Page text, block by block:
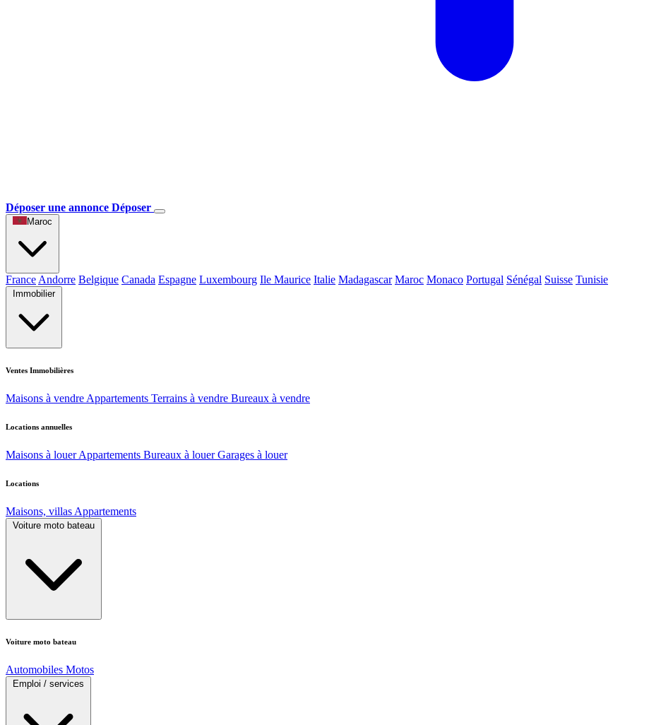
Déposer une annonce Déposer
Maroc
France Andorre Belgique Canada Espagne Luxembourg Ile Maurice Italie Madagascar Maroc Monaco Portugal Sénégal Suisse Tunisie
Immobilier
Ventes Immobilières
Maisons à vendre Appartements Terrains à vendre Bureaux à vendre
Locations annuelles
Maisons à louer Appartements Bureaux à louer Garages à louer
Locations
Maisons, villas Appartements
Voiture moto bateau
Voiture moto bateau
Automobiles Motos
Emploi / services